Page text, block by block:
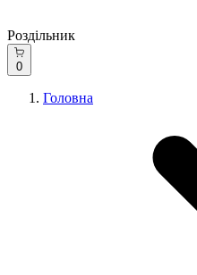
Роздільник
0
Головна